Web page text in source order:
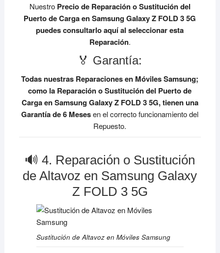
Nuestro Precio de Reparación o Sustitución del
Puerto de Carga en Samsung Galaxy Z FOLD 3 5G
puedes consultarlo aquí al seleccionar esta
Reparación.
🏅 Garantía:
Todas nuestras Reparaciones en Móviles Samsung;
como la Reparación o Sustitución del Puerto de
Carga en Samsung Galaxy Z FOLD 3 5G, tienen una
Garantía de 6 Mesesen el correcto funcionamiento del
Repuesto.
🔊 4. Reparación o Sustitución
de Altavoz en Samsung Galaxy
Z FOLD 3 5G
Sustitución de Altavoz en Móviles Samsung